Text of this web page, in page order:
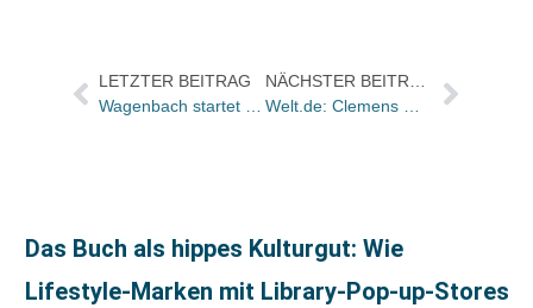
LETZTER BEITRAG
Das Buch als hippes Kulturgut: Wie
Lifestyle-Marken mit Library-Pop-up-Stores